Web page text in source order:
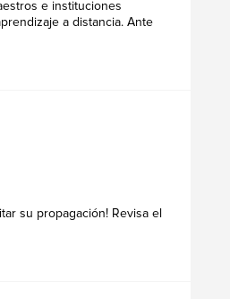
e instituciones
a distancia. Ante
su propagación! Revisa el